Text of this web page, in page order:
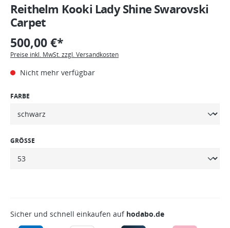
Reithelm Kooki Lady Shine Swarovski
Carpet
500,00 €*
Preise inkl. MwSt. zzgl. Versandkosten
Nicht mehr verfügbar
FARBE
GRÖSSE
Sicher und schnell einkaufen auf hodabo.de